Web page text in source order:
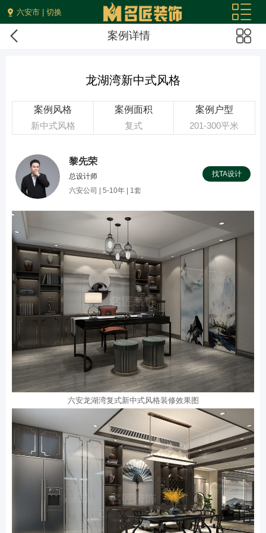
六安市 | 切换
案例详情
龙湖湾新中式风格
案例风格
新中式风格
案例面积
复式
案例户型
201-300平米
黎先荣
总设计师
六安公司 | 5-10年 | 1套
找TA设计
六安龙湖湾复式新中式风格装修效果图